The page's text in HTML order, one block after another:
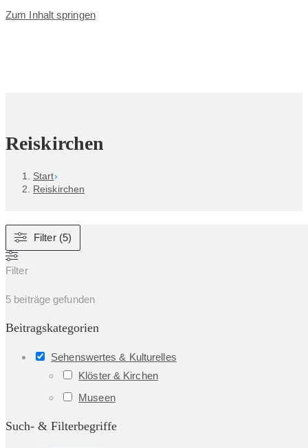
Zum Inhalt springen
Reiskirchen
Start›
Reiskirchen
Filter (5)
Filter
5 beiträge gefunden
Beitragskategorien
Sehenswertes & Kulturelles
Klöster & Kirchen
Museen
Such- & Filterbegriffe